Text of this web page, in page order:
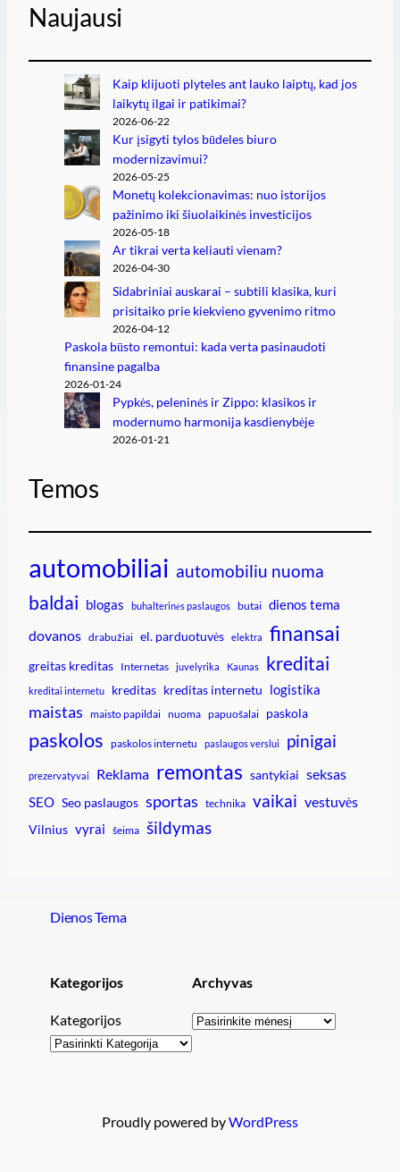
Naujausi
Kaip klijuoti plyteles ant lauko laiptų, kad jos
laikytų ilgai ir patikimai?
2026-06-22
Kur įsigyti tylos būdeles biuro
modernizavimui?
2026-05-25
Monetų kolekcionavimas: nuo istorijos
pažinimo iki šiuolaikinės investicijos
2026-05-18
Ar tikrai verta keliauti vienam?
2026-04-30
Sidabriniai auskarai – subtili klasika, kuri
prisitaiko prie kiekvieno gyvenimo ritmo
2026-04-12
Paskola būsto remontui: kada verta pasinaudoti
finansine pagalba
2026-01-24
Pypkės, peleninės ir Zippo: klasikos ir
modernumo harmonija kasdienybėje
2026-01-21
Temos
automobiliai automobiliu nuoma
baldai blogas buhalterinės paslaugos butai dienos tema
dovanos drabužiai el. parduotuvės elektra finansai
greitas kreditas Internetas juvelyrika Kaunas kreditai
kreditai internetu kreditas kreditas internetu logistika
maistas maisto papildai nuoma papuošalai paskola
paskolos paskolos internetu paslaugos verslui pinigai
prezervatyvai Reklama remontas santykiai seksas
SEO Seo paslaugos sportas technika vaikai vestuvės
Vilnius vyrai šeima šildymas
Dienos Tema
Kategorijos
Kategorijos
Archyvas
Archyvai
Proudly powered byWordPress